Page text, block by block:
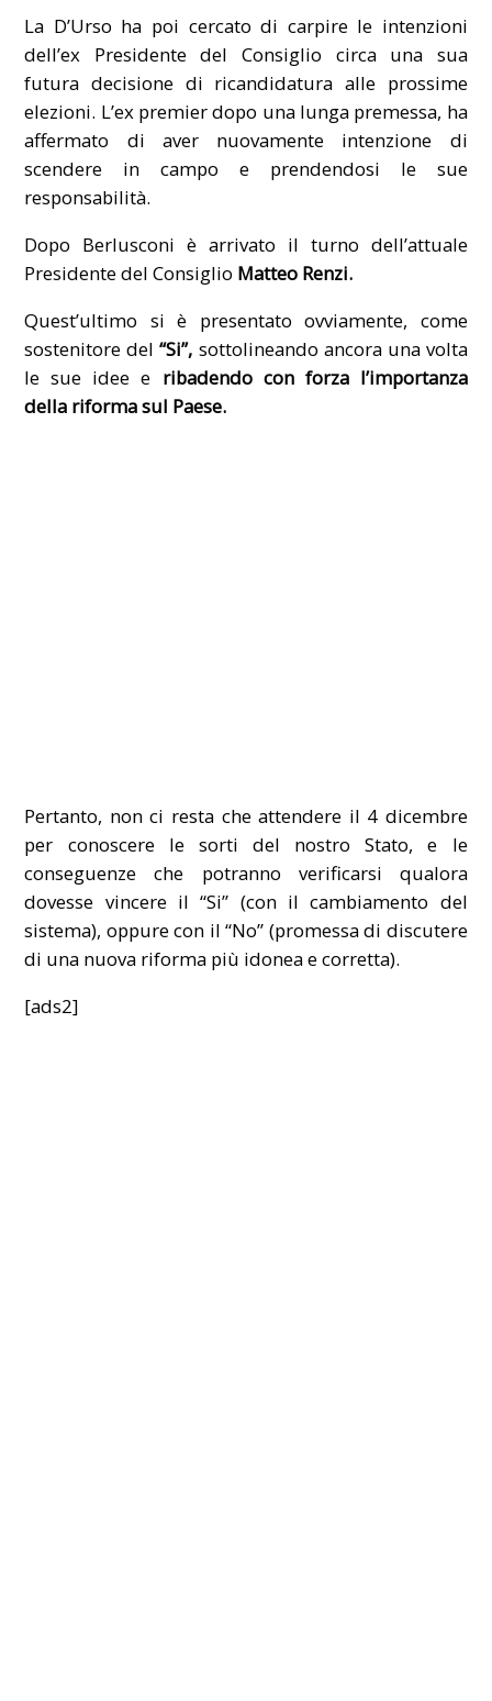
La D’Urso ha poi cercato di carpire le intenzioni
dell’ex Presidente del Consiglio circa una sua
futura decisione di ricandidatura alle prossime
elezioni. L’ex premier dopo una lunga premessa, ha
affermato di aver nuovamente intenzione di
scendere in campo e prendendosi le sue
responsabilità.
Dopo Berlusconi è arrivato il turno dell’attuale
Presidente del Consiglio Matteo Renzi.
Quest’ultimo si è presentato ovviamente, come
sostenitore del “Si”, sottolineando ancora una volta
le sue idee e ribadendo con forza l’importanza
della riforma sul Paese.
Pertanto, non ci resta che attendere il 4 dicembre
per conoscere le sorti del nostro Stato, e le
conseguenze che potranno verificarsi qualora
dovesse vincere il “Si” (con il cambiamento del
sistema), oppure con il “No” (promessa di discutere
di una nuova riforma più idonea e corretta).
[ads2]